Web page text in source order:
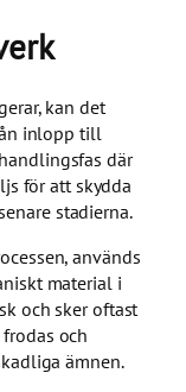
kan det
inlopp till
där
för att skydda
stadierna.
används
material i
och sker oftast
och
ämnen.